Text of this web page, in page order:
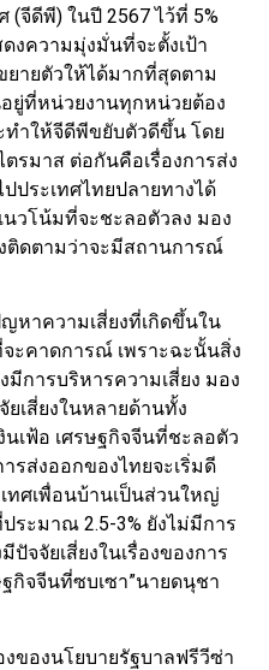
จีดีพี) ในปี 2567 ไว้ที่ 5%
งความมุ่งมั่นที่จะตั้งเป้า
ยายตัวให้ได้มากที่สุดตาม
ยู่ที่หน่วยงานทุกหน่วยต้อง
ทำให้จีดีพีขยับตัวดีขึ้น โดย
รมาส ต่อกันคือเรื่องการส่ง
ประเทศไทยปลายทางได้
วโน้มที่จะชะลอตัวลง มอง
ติดตามว่าจะมีสถานการณ์
หาความเสี่ยงที่เกิดขึ้นใน
จะคาดการณ์ เพราะฉะนั้นสิ่ง
มีการบริหารความเสี่ยง มอง
เสี่ยงในหลายด้านทั้ง
นเฟ้อ เศรษฐกิจจีนที่ชะลอตัว
รส่งออกของไทยจะเริ่มดี
ทศเพื่อนบ้านเป็นส่วนใหญ่
ระมาณ 2.5-3% ยังไม่มีการ
ปัจจัยเสี่ยงในเรื่องของการ
กิจจีนที่ซบเซา”นายดนุชา
ของนโยบายรัฐบาลฟรีวีซ่า